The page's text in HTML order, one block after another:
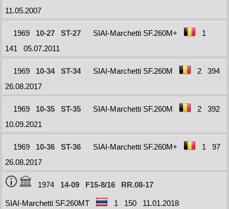
11.05.2007
1969 10-27 ST-27 SIAI-Marchetti SF.260M+
1
141
05.07.2011
1969 10-34 ST-34 SIAI-Marchetti SF.260M 2
394
26.08.2017
1969 10-35 ST-35 SIAI-Marchetti SF.260M 2
392
10.09.2021
1969 10-36 ST-36 SIAI-Marchetti SF.260M+ 1
97
26.08.2017
1974 14-09 F15-8/16 RR.08-17
SIAI-Marchetti SF.260MT 1 150 11.01.2018